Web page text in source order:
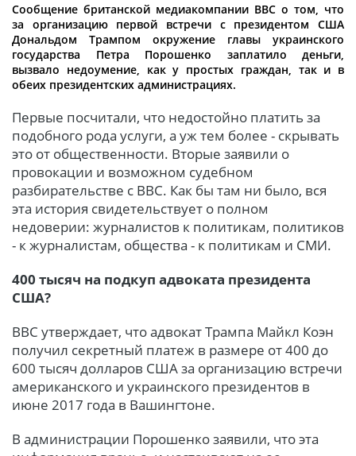
Сообщение британской медиакомпании ВВС о том, что
за организацию первой встречи с президентом США
Дональдом Трампом окружение главы украинского
государства Петра Порошенко заплатило деньги,
вызвало недоумение, как у простых граждан, так и в
обеих президентских администрациях.
Первые посчитали, что недостойно платить за
подобного рода услуги, а уж тем более - скрывать
это от общественности. Вторые заявили о
провокации и возможном судебном
разбирательстве с BBC. Как бы там ни было, вся
эта история свидетельствует о полном
недоверии: журналистов к политикам, политиков
- к журналистам, общества - к политикам и СМИ.
400 тысяч на подкуп адвоката президента
США?
ВВС утверждает, что адвокат Трампа Майкл Коэн
получил секретный платеж в размере от 400 до
600 тысяч долларов США за организацию встречи
американского и украинского президентов в
июне 2017 года в Вашингтоне.
В администрации Порошенко заявили, что эта